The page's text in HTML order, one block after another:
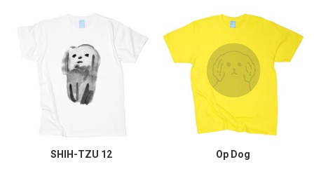
SHIH-TZU 12 Op Dog